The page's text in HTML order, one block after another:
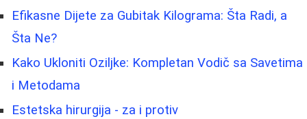
Efikasne Dijete za Gubitak Kilograma: Šta Radi, a
Šta Ne?
Kako Ukloniti Oziljke: Kompletan Vodič sa Savetima
i Metodama
Estetska hirurgija - za i protiv